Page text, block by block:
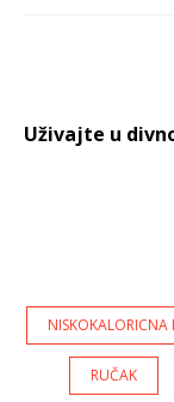
Uživajte u
NISKOKALORICNA
RUČAK